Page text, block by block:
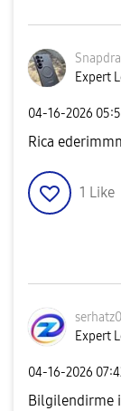
Expert
‎04-16-2026
Rica
1 Like
Expert
‎04-16-2026
Bilgilendirme